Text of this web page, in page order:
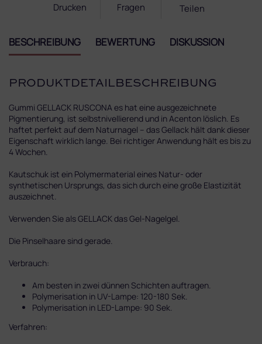
Drucken Fragen Teilen
BESCHREIBUNG BEWERTUNG DISKUSSION
PRODUKTDETAILBESCHREIBUNG
Gummi GELLACK RUSCONA es hat eine ausgezeichnete
Pigmentierung, ist selbstnivellierend und in Acenton löslich. Es
haftet perfekt auf dem Naturnagel – das Gellack hält dank dieser
Eigenschaft wirklich lange. Bei richtiger Anwendung hält es bis zu
4 Wochen.
Kautschuk ist ein Polymermaterial eines Natur- oder
synthetischen Ursprungs, das sich durch eine große Elastizität
auszeichnet.
Verwenden Sie als GELLACK das Gel-Nagelgel.
Die Pinselhaare sind gerade.
Verbrauch:
Am besten in zwei dünnen Schichten auftragen.
Polymerisation in UV-Lampe: 120-180 Sek.
Polymerisation in LED-Lampe: 90 Sek.
Verfahren: